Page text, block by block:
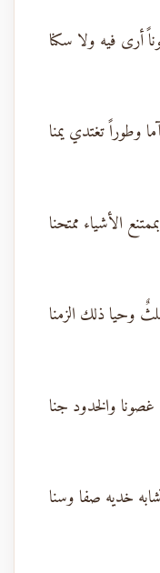
أرى فيه ولا سكنا
وطوراً تغتدي يمنا
الأشياء ممتحنا
وحيا ذلك الزمنا
غصونا والخدود جنا
خديه صفا وسنا